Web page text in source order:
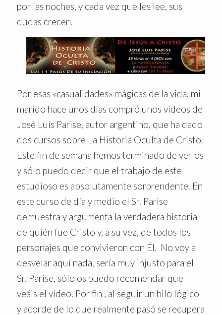
por las noches, y cada vez que les lee, sus
dudas crecen.
Por esas «casualidades» mágicas de la vida, mi
marido hace unos días compró unos vídeos de
José Luís Parise, autor argentino, que ha dado
dos cursos sobre La Historia Oculta de Cristo.
Este fin de semana hemos terminado de verlos
y sólo puedo decir que el trabajo de este
estudioso es absolutamente sorprendente. En
este curso de día y medio el Sr. Parise
demuestra y argumenta la verdadera historia
de quién fue Cristo y, a su vez, de todos los
personajes que convivieron con Él. No voy a
desvelar aquí nada, sería muy injusto para el
Sr. Parise, sólo os puedo recomendar que
veáis el vídeo. Por fin , al seguir un hilo lógico
y acorde de lo que realmente pasó se recupera